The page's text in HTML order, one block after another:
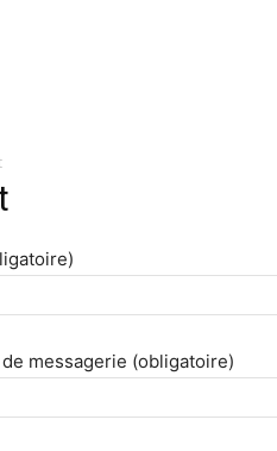
messagerie (obligatoire)